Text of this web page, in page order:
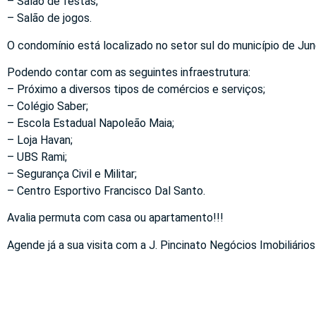
– Salão de jogos.
O condomínio está localizado no setor sul do município de
Podendo contar com as seguintes infraestrutura:
– Próximo a diversos tipos de comércios e serviços;
– Colégio Saber;
– Escola Estadual Napoleão Maia;
– Loja Havan;
– UBS Rami;
– Segurança Civil e Militar;
– Centro Esportivo Francisco Dal Santo.
Avalia permuta com casa ou apartamento!!!
Agende já a sua visita com a J. Pincinato Negócios